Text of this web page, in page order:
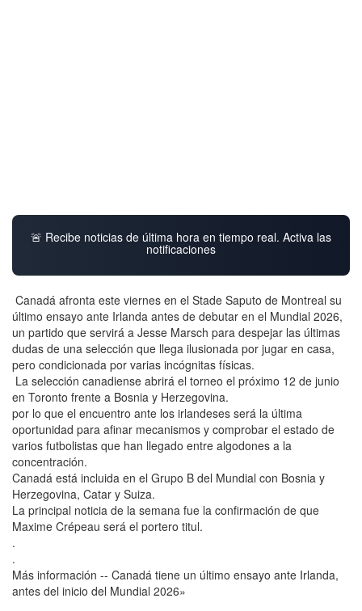
🚨 Recibe noticias de última hora en tiempo real. Activa las
notificaciones
Canadá afronta este viernes en el Stade Saputo de Montreal su
último ensayo ante Irlanda antes de debutar en el Mundial 2026,
un partido que servirá a Jesse Marsch para despejar las últimas
dudas de una selección que llega ilusionada por jugar en casa,
pero condicionada por varias incógnitas físicas.
La selección canadiense abrirá el torneo el próximo 12 de junio
en Toronto frente a Bosnia y Herzegovina.
por lo que el encuentro ante los irlandeses será la última
oportunidad para afinar mecanismos y comprobar el estado de
varios futbolistas que han llegado entre algodones a la
concentración.
Canadá está incluida en el Grupo B del Mundial con Bosnia y
Herzegovina, Catar y Suiza.
La principal noticia de la semana fue la confirmación de que
Maxime Crépeau será el portero titul.
.
.
Más información -- Canadá tiene un último ensayo ante Irlanda,
antes del inicio del Mundial 2026»